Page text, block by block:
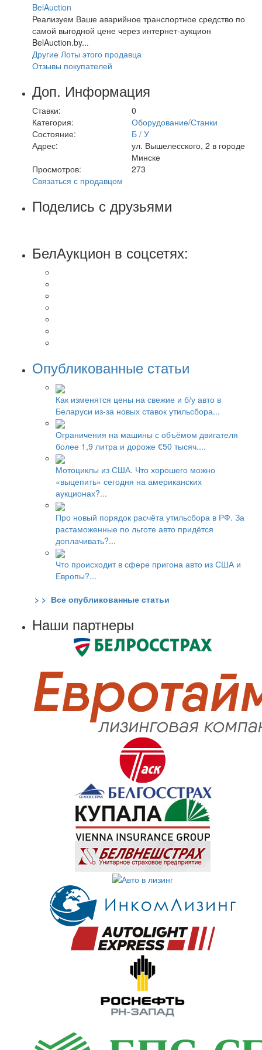
BelAuction
Реализуем Ваше аварийное транспортное средство по
самой выгодной цене через интернет-аукцион
BelAuction.by...
Другие Лоты этого продавца
Отзывы покупателей
Доп. Информация
Ставки:
0
Категория:
Оборудование/Станки
Состояние:
Б / У
Адрес:
ул. Вышелесского, 2 в городе
Минске
Просмотров:
273
Связаться с продавцом
Поделись с друзьями
БелАукцион в соцсетях:
Опубликованные статьи
Как изменятся цены на свежие и б/у авто в
Беларуси из-за новых ставок утильсбора...
Ограничения на машины с объёмом двигателя
более 1,9 литра и дороже €50 тысяч....
Мотоциклы из США. Что хорошего можно
«выцепить» сегодня на американских
аукционах?...
Про новый порядок расчёта утильсбора в РФ. За
растаможенные по льготе авто придётся
доплачивать?...
Что происходит в сфере пригона авто из США и
Европы?...
> > Все опубликованные статьи
Наши партнеры